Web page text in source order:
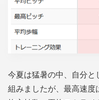
今夏は猛暑の中、自分と
組みましたが、最高速度